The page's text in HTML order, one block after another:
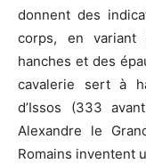
donnent des
corps, en variant
hanches et des
cavalerie sert à
d’Issos (333
Alexandre le
Romains inventent